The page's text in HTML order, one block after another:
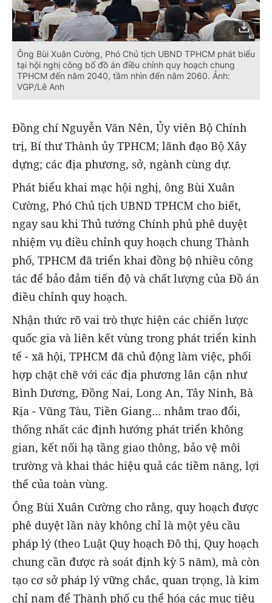
Ông Bùi Xuân Cường, Phó Chủ tịch UBND TPHCM phát biểu
tại hội nghị công bố đồ án điều chỉnh quy hoạch chung
TPHCM đến năm 2040, tầm nhìn đến năm 2060. Ảnh:
VGP/Lê Anh
Đồng chí Nguyễn Văn Nên, Ủy viên Bộ Chính
trị, Bí thư Thành ủy TPHCM; lãnh đạo Bộ Xây
dựng; các địa phương, sở, ngành cùng dự.
Phát biểu khai mạc hội nghị, ông Bùi Xuân
Cường, Phó Chủ tịch UBND TPHCM cho biết,
ngay sau khi Thủ tướng Chính phủ phê duyệt
nhiệm vụ điều chỉnh quy hoạch chung Thành
phố, TPHCM đã triển khai đồng bộ nhiều công
tác để bảo đảm tiến độ và chất lượng của Đồ án
điều chỉnh quy hoạch.
Nhận thức rõ vai trò thực hiện các chiến lược
quốc gia và liên kết vùng trong phát triển kinh
tế - xã hội, TPHCM đã chủ động làm việc, phối
hợp chặt chẽ với các địa phương lân cận như
Bình Dương, Đồng Nai, Long An, Tây Ninh, Bà
Rịa - Vũng Tàu, Tiền Giang… nhằm trao đổi,
thống nhất các định hướng phát triển không
gian, kết nối hạ tầng giao thông, bảo vệ môi
trường và khai thác hiệu quả các tiềm năng, lợi
thế của toàn vùng.
Ông Bùi Xuân Cường cho rằng, quy hoạch được
phê duyệt lần này không chỉ là một yêu cầu
pháp lý (theo Luật Quy hoạch Đô thị, Quy hoạch
chung cần được rà soát định kỳ 5 năm), mà còn
tạo cơ sở pháp lý vững chắc, quan trọng, là kim
chỉ nam để Thành phố cụ thể hóa các mục tiêu